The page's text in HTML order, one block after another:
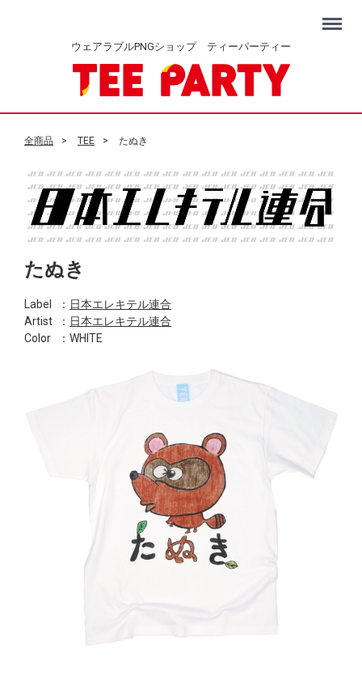
ウェアラブルPNGショップ ティーパーティー
Menu
全商品 TEE たぬき
たぬき
Label ： 日本エレキテル連合
Artist
： 日本エレキテル連合
Color
：WHITE